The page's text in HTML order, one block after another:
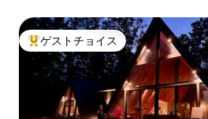
大好評のゲストチョイスです。
ゲストチョイス